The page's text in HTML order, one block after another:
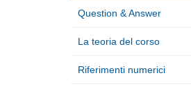
Question & Answer
La teoria del corso
Riferimenti numerici